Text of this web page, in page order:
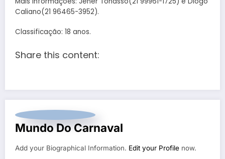
Caliano(21 96465-3952).
Classificação: 18 anos.
Share this content:
Mundo Do Carnaval
Add your Biographical Information. Edit your Profile now.